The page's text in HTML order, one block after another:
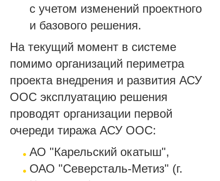
с учетом изменений проектного
и базового решения.
На текущий момент в системе
помимо организаций периметра
проекта внедрения и развития АСУ
ООС эксплуатацию решения
проводят организации первой
очереди тиража АСУ ООС:
АО "Карельский окатыш",
ОАО "Северсталь-Метиз" (г.